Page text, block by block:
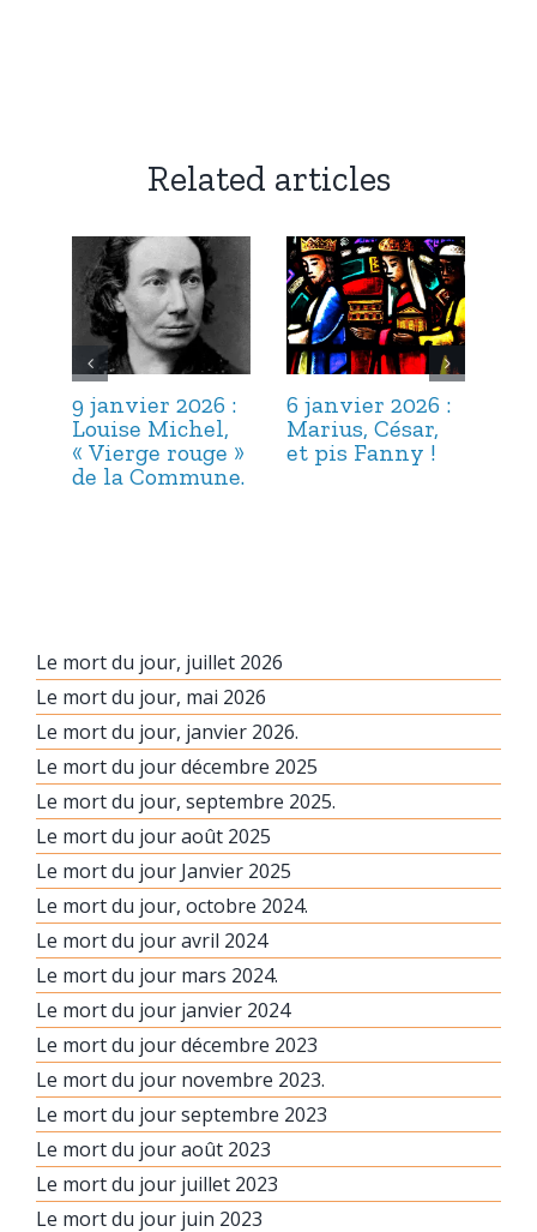
Related articles
9 janvier 2026 :
Louise Michel,
« Vierge rouge »
de la Commune.
6 janvier 2026 :
Marius, César,
et pis Fanny !
Le mort du jour, juillet 2026
Le mort du jour, mai 2026
Le mort du jour, janvier 2026.
Le mort du jour décembre 2025
Le mort du jour, septembre 2025.
Le mort du jour août 2025
Le mort du jour Janvier 2025
Le mort du jour, octobre 2024.
Le mort du jour avril 2024
Le mort du jour mars 2024.
Le mort du jour janvier 2024
Le mort du jour décembre 2023
Le mort du jour novembre 2023.
Le mort du jour septembre 2023
Le mort du jour août 2023
Le mort du jour juillet 2023
Le mort du jour juin 2023